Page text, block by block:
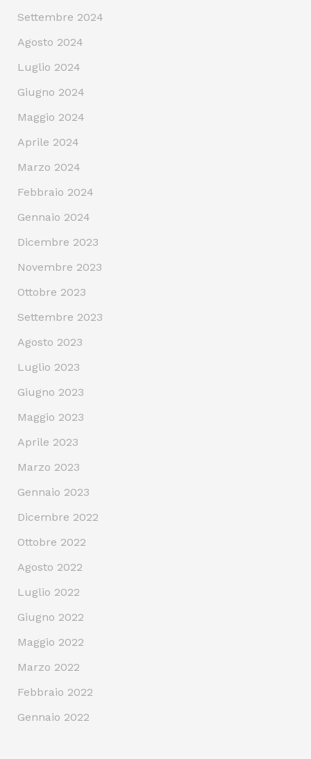
Settembre 2024
Agosto 2024
Luglio 2024
Giugno 2024
Maggio 2024
Aprile 2024
Marzo 2024
Febbraio 2024
Gennaio 2024
Dicembre 2023
Novembre 2023
Ottobre 2023
Settembre 2023
Agosto 2023
Luglio 2023
Giugno 2023
Maggio 2023
Aprile 2023
Marzo 2023
Gennaio 2023
Dicembre 2022
Ottobre 2022
Agosto 2022
Luglio 2022
Giugno 2022
Maggio 2022
Marzo 2022
Febbraio 2022
Gennaio 2022